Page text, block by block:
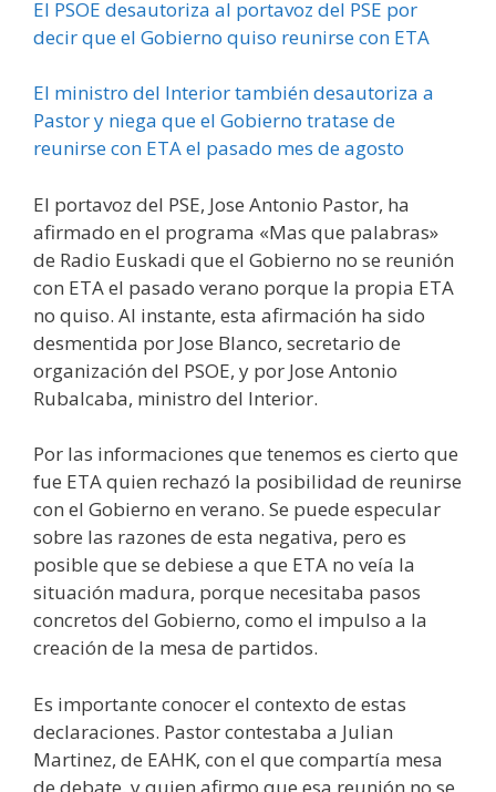
El PSOE desautoriza al portavoz del PSE por
decir que el Gobierno quiso reunirse con ETA
El ministro del Interior también desautoriza a
Pastor y niega que el Gobierno tratase de
reunirse con ETA el pasado mes de agosto
El portavoz del PSE, Jose Antonio Pastor, ha
afirmado en el programa «Mas que palabras»
de Radio Euskadi que el Gobierno no se reunión
con ETA el pasado verano porque la propia ETA
no quiso. Al instante, esta afirmación ha sido
desmentida por Jose Blanco, secretario de
organización del PSOE, y por Jose Antonio
Rubalcaba, ministro del Interior.
Por las informaciones que tenemos es cierto que
fue ETA quien rechazó la posibilidad de reunirse
con el Gobierno en verano. Se puede especular
sobre las razones de esta negativa, pero es
posible que se debiese a que ETA no veía la
situación madura, porque necesitaba pasos
concretos del Gobierno, como el impulso a la
creación de la mesa de partidos.
Es importante conocer el contexto de estas
declaraciones. Pastor contestaba a Julian
Martinez, de EAHK, con el que compartía mesa
de debate, y quien afirmo que esa reunión no se